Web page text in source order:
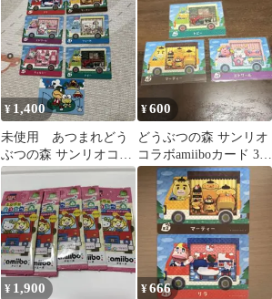
¥ 1,400
未使用 あつまれどう
ぶつの森 サンリオコラ
ボamiiboカード 6枚セッ
ト
¥600
どうぶつの森 サンリオ
コラボamiiboカード 3枚
セット
¥ 1,900 ¥666